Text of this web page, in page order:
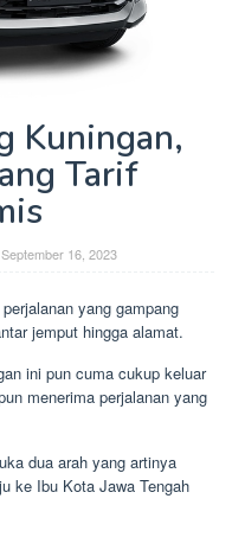
Kuningan,
Tarif
September 16, 2023
yang gampang
jemput hingga alamat.
ini pun cuma cukup keluar
menerima perjalanan yang
dua arah yang artinya
ke Ibu Kota Jawa Tengah